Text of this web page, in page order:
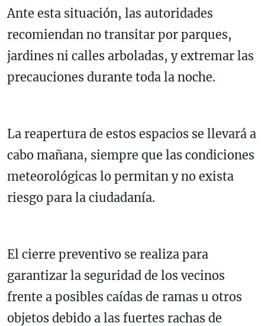
Ante esta situación, las autoridades
recomiendan no transitar por parques,
jardines ni calles arboladas, y extremar las
precauciones durante toda la noche.
La reapertura de estos espacios se llevará a
cabo mañana, siempre que las condiciones
meteorológicas lo permitan y no exista
riesgo para la ciudadanía.
El cierre preventivo se realiza para
garantizar la seguridad de los vecinos
frente a posibles caídas de ramas u otros
objetos debido a las fuertes rachas de